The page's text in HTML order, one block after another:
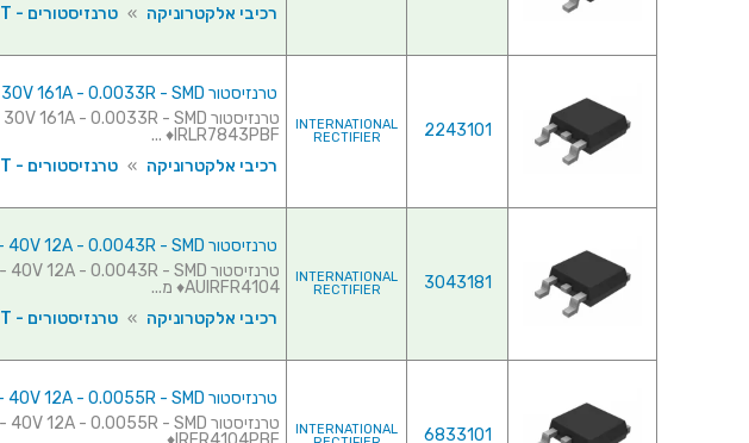
רכיבי אלקטרוניקה » טרנזיסטורים - MOSFET
2243101
INTERNATIONAL
RECTIFIER
טרנזיסטור N CHANNEL - 30V 161A - 0.0033R - SMD
IRLR7843PBF♦ ...
רכיבי אלקטרוניקה » טרנזיסטורים - MOSFET
3043181
INTERNATIONAL
RECTIFIER
טרנזיסטור N CHANNEL - 40V 12A - 0.0043R - SMD
AUIRFR4104♦ מ...
רכיבי אלקטרוניקה » טרנזיסטורים - MOSFET
6833101
INTERNATIONAL
טרנזיסטור N CHANNEL - 40V 12A - 0.0055R - SMD